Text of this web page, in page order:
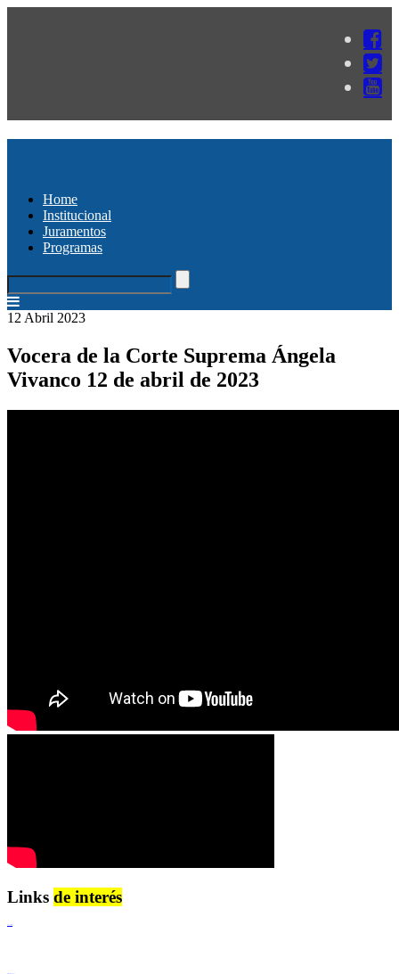
Home
Institucional
Juramentos
Programas
12 Abril 2023
Vocera de la Corte Suprema Ángela
Vivanco 12 de abril de 2023
Links de interés